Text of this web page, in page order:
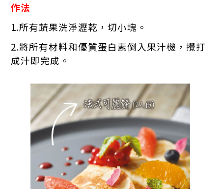
作法
1.所有蔬果洗淨瀝乾，切小塊。
2.將所有材料和優質蛋白素倒入果汁機，攪打
成汁即完成。